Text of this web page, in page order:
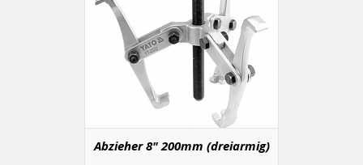
Abzieher 8" 200mm (dreiarmig)